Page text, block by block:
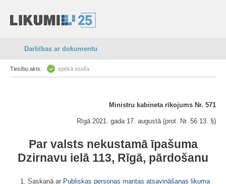
Darbības ar dokumentu
Tiesību akts: spēkā esošs
Ministru kabineta rīkojums Nr. 571
Rīgā 2021. gada 17. augustā (prot. Nr. 56 13. §)
Par valsts nekustamā īpašuma
Dzirnavu ielā 113, Rīgā, pārdošanu
1. Saskaņā ar Publiskas personas mantas atsavināšanas likuma